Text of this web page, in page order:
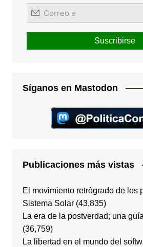
Síganos en Mastodon
Publicaciones más vistas
El movimiento retrógrado de los
Sistema Solar (43,835)
La era de la postverdad; una
(36,759)
La libertad en el mundo del